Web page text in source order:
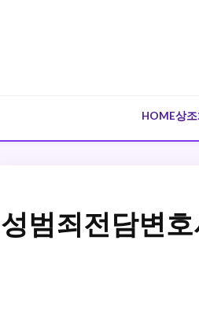
HOME상조
성범죄전담변